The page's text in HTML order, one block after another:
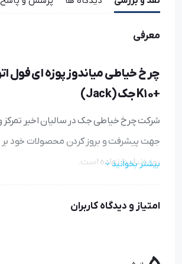
معرفی
چرخ خیاطی میاندوز پوزه ای فول
+K10 جک (Jack)
شرکت چرخ خیاطی جک در سالیان اخیر تمرکز و
جهت پیشرفت و بروز کردن محصولات خود
روز دنیا بنا نهاده است.
تنظیم طول دوخت، سرعت دوخت و
بیشتر بخوانید
امتیاز و دیدگاه کاربران